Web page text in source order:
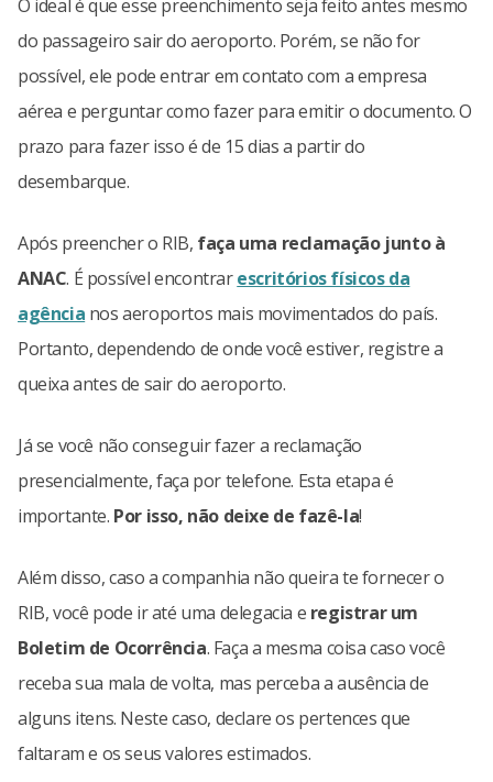
O ideal é que esse preenchimento seja feito antes mesmo
do passageiro sair do aeroporto. Porém, se não for
possível, ele pode entrar em contato com a empresa
aérea e perguntar como fazer para emitir o documento. O
prazo para fazer isso é de 15 dias a partir do
desembarque.
Após preencher o RIB, faça uma reclamação junto à
ANAC. É possível encontrarescritórios físicos da
agência nos aeroportos mais movimentados do país.
Portanto, dependendo de onde você estiver, registre a
queixa antes de sair do aeroporto.
Já se você não conseguir fazer a reclamação
presencialmente, faça por telefone. Esta etapa é
importante. Por isso, não deixe de fazê-la!
Além disso, caso a companhia não queira te fornecer o
RIB, você pode ir até uma delegacia e registrar um
Boletim de Ocorrência. Faça a mesma coisa caso você
receba sua mala de volta, mas perceba a ausência de
alguns itens. Neste caso, declare os pertences que
faltaram e os seus valores estimados.